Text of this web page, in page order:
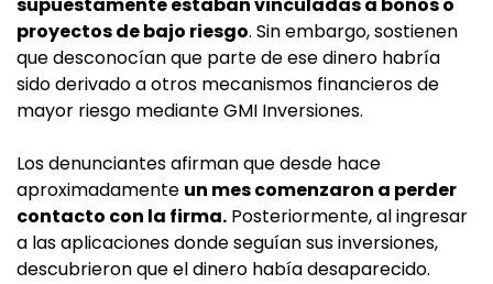
proyectos de bajo riesgo. Sin embargo, sostienen
que desconocían que parte de ese dinero habría
sido derivado a otros mecanismos financieros de
mayor riesgo mediante GMI Inversiones.
Los denunciantes afirman que desde hace
aproximadamente un mes comenzaron a perder
contacto con la firma. Posteriormente, al ingresar
a las aplicaciones donde seguían sus inversiones,
descubrieron que el dinero había desaparecido.